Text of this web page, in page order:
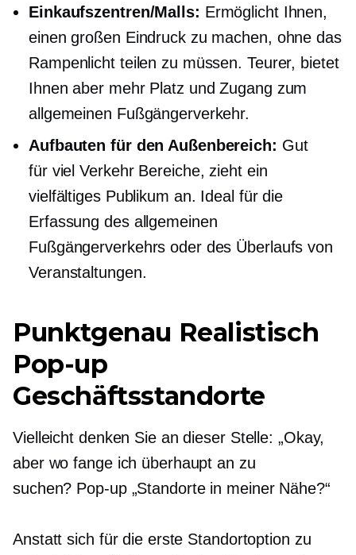
Einkaufszentren/Malls: Ermöglicht Ihnen,
einen großen Eindruck zu machen, ohne das
Rampenlicht teilen zu müssen. Teurer, bietet
Ihnen aber mehr Platz und Zugang zum
allgemeinen Fußgängerverkehr.
Aufbauten für den Außenbereich: Gut
für viel VerkehrBereiche, zieht ein
vielfältiges Publikum an. Ideal für die
Erfassung des allgemeinen
Fußgängerverkehrs oder des Überlaufs von
Veranstaltungen.
Punktgenau Realistisch
Pop-up
Geschäftsstandorte
Vielleicht denken Sie an dieser Stelle: „Okay,
aber wo fange ich überhaupt an zu
suchen? Pop-up„Standorte in meiner Nähe?“
Anstatt sich für die erste Standortoption zu